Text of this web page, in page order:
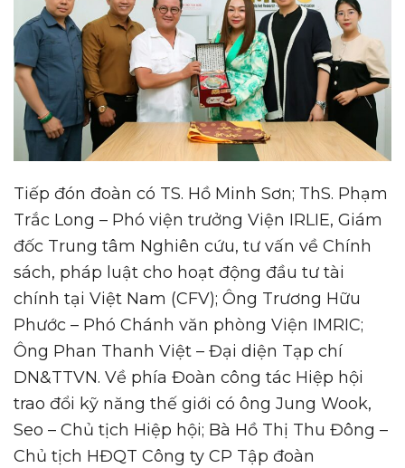
Tiếp đón đoàn có TS. Hồ Minh Sơn; ThS. Phạm
Trắc Long – Phó viện trưởng Viện IRLIE, Giám
đốc Trung tâm Nghiên cứu, tư vấn về Chính
sách, pháp luật cho hoạt động đầu tư tài
chính tại Việt Nam (CFV); Ông Trương Hữu
Phước – Phó Chánh văn phòng Viện IMRIC;
Ông Phan Thanh Việt – Đại diện Tạp chí
DN&TTVN. Về phía Đoàn công tác Hiệp hội
trao đổi kỹ năng thế giới có ông Jung Wook,
Seo – Chủ tịch Hiệp hội; Bà Hồ Thị Thu Đông –
Chủ tịch HĐQT Công ty CP Tập đoàn